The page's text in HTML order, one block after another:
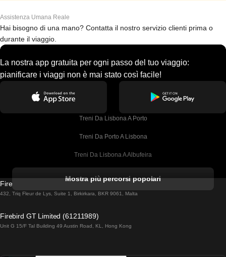
Assistenza Umana Reale
Hai bisogno di una mano? Contatta il nostro servizio clienti prima o
durante il viaggio.
La nostra app gratuita per ogni passo del tuo viaggio:
pianificare i viaggi non è mai stato così facile!
Treni Da Lisbona A Porto
Treni Da Porto A Lisbona
Treni Da Lisbona A Albufeira
Treni Da Lisbona A Lagos
Treni Da Lisbona A Madrid
Mostra più percorsi popolari
Firebird GT Limited (OC 1451)
432, Triq Fleur de Lys, Suite 1, Birkirkara, BKR 9061, Malta
Firebird GT Limited (61211989)
Unit G 15/F Tal Building 49 Austin Road, KL, Hong Kong